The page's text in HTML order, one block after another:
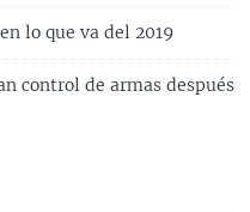
lo que va del 2019
control de armas después